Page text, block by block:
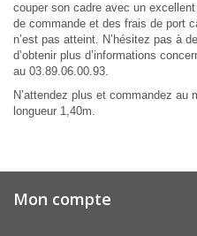
couper son cadre avec un
de commande et des frais de port
n’est pas atteint. N’hésitez pas à
d’obtenir plus d’informations
au 03.89.06.00.93.
N’attendez plus et commandez au
longueur 1,40m.
Mon compte